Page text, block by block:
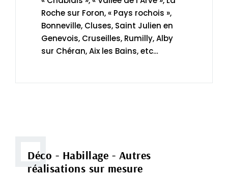
Roche sur Foron, « Pays rochois »,
Bonneville, Cluses, Saint Julien en
Genevois, Cruseilles, Rumilly, Alby
sur Chéran, Aix les Bains, etc…
Déco - Habillage - Autres
réalisations sur mesure